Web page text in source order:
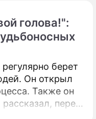
ЭКОНОМИКА
СОННИК
СТИЛЬ ЖИЗНИ
голова!":
берет
Он открыл
Также он
перед